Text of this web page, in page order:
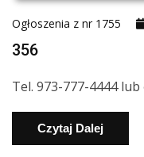
Ogłoszenia z nr 1755
356
Tel. 973-777-4444 lub
Czytaj Dalej